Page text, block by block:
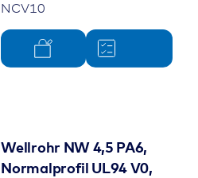
NCV10
Wellrohr NW 4,5 PA6,
Normalprofil UL94 V0,